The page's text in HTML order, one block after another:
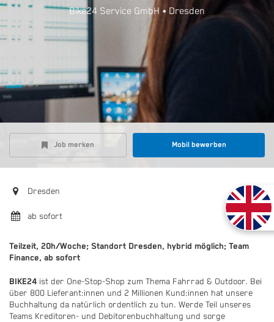
Bike24 Service GmbH • Dresden
Job merken Mobil bewerben
Dresden
ab sofort
Teilzeit, 20h/Woche; Standort Dresden, hybrid möglich; Team
Finance, ab sofort
BIKE24 ist der One-Stop-Shop zum Thema Fahrrad & Outdoor. Bei
über 800 Lieferant:innen und 2 Millionen Kund:innen hat unsere
Buchhaltung da natürlich ordentlich zu tun. Werde Teil unseres
Teams Kreditoren- und Debitorenbuchhaltung und sorge